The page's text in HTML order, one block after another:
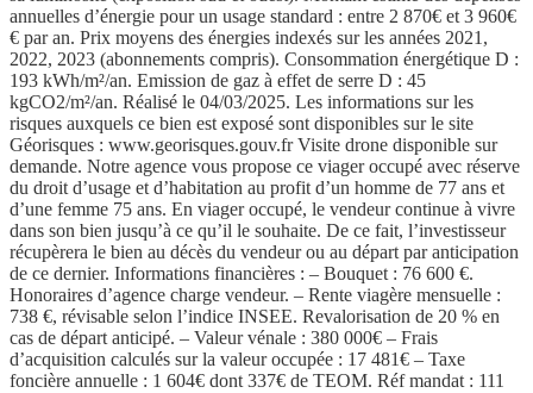
annuelles d’énergie pour un usage standard : entre 2 870€ et 3 960€
€ par an. Prix moyens des énergies indexés sur les années 2021,
2022, 2023 (abonnements compris). Consommation énergétique D :
193 kWh/m²/an. Emission de gaz à effet de serre D : 45
kgCO2/m²/an. Réalisé le 04/03/2025. Les informations sur les
risques auxquels ce bien est exposé sont disponibles sur le site
Géorisques : www.georisques.gouv.fr Visite drone disponible sur
demande. Notre agence vous propose ce viager occupé avec réserve
du droit d’usage et d’habitation au profit d’un homme de 77 ans et
d’une femme 75 ans. En viager occupé, le vendeur continue à vivre
dans son bien jusqu’à ce qu’il le souhaite. De ce fait, l’investisseur
récupèrera le bien au décès du vendeur ou au départ par anticipation
de ce dernier. Informations financières : – Bouquet : 76 600 €.
Honoraires d’agence charge vendeur. – Rente viagère mensuelle :
738 €, révisable selon l’indice INSEE. Revalorisation de 20 % en
cas de départ anticipé. – Valeur vénale : 380 000€ – Frais
d’acquisition calculés sur la valeur occupée : 17 481€ – Taxe
foncière annuelle : 1 604€ dont 337€ de TEOM. Réf mandat : 111